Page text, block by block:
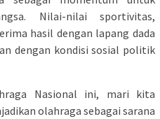
Nilai-nilai sportivitas,
hasil dengan lapang dada
dengan kondisi sosial politik
Nasional ini, mari kita
olahraga sebagai sarana